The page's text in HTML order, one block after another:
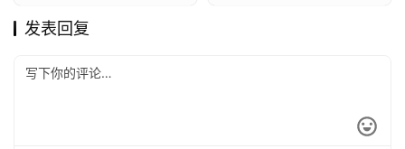
发表回复